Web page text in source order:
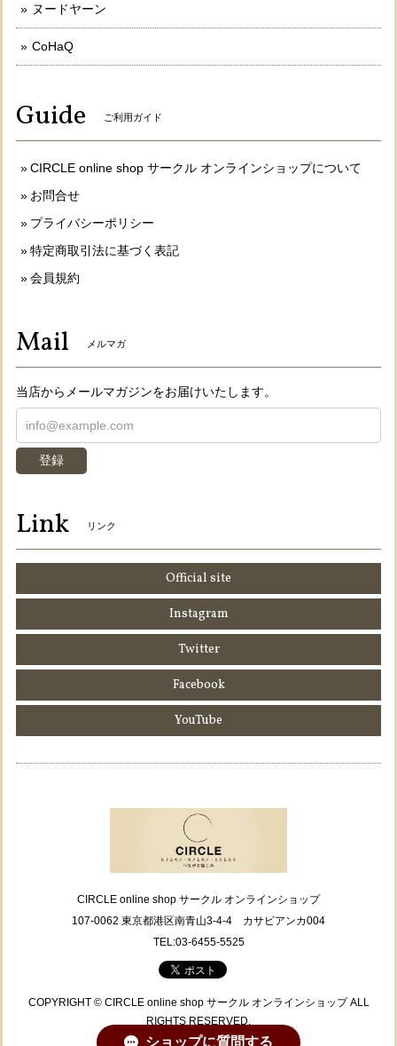
ヌードヤーン
CoHaQ
Guide ご利用ガイド
CIRCLE online shop サークル オンラインショップについて
お問合せ
プライバシーポリシー
特定商取引法に基づく表記
会員規約
Mail メルマガ
当店からメールマガジンをお届けいたします。
登録
Link リンク
Official site
Instagram
Twitter
Facebook
YouTube
CIRCLE online shop サークル オンラインショップ
107-0062 東京都港区南青山3-4-4 カサビアンカ004
TEL:03-6455-5525
COPYRIGHT © CIRCLE online shop サークル オンラインショップ ALL
RIGHTS RESERVED.
ショップに質問する